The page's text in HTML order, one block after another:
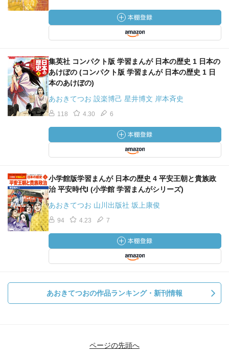
集英社 コンパクト版 学習まんが 日本の歴史 1 日本の
あけぼの (コンパクト版 学習まんが 日本の歴史 1 日
本のあけぼの)
あおきてつお 設楽博己 星井博文 岸本斉史
118 4.30 6
小学館版学習まんが 日本の歴史 4 平安王朝と貴族政
治 平安時代I (小学館 学習まんがシリーズ)
あおきてつお 山川出版社 坂上康俊
94 4.23 7
あおきてつおの作品ランキング・新刊情報
ページの先頭へ